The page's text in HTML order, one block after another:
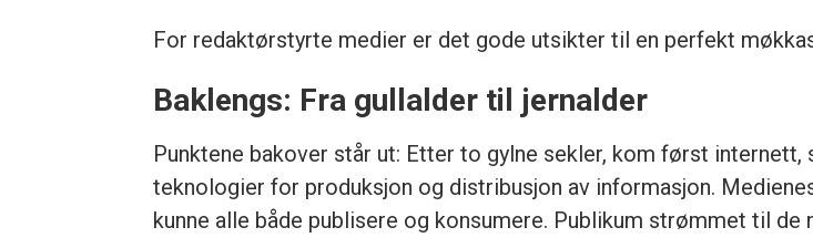
For redaktørstyrte medier er det gode utsikter til en perfekt
Baklengs: Fra gullalder til jernalder
Punktene bakover står ut: Etter to gylne sekler, kom først
teknologier for produksjon og distribusjon av informasjon.
kunne alle både publisere og konsumere. Publikum strømmet til de